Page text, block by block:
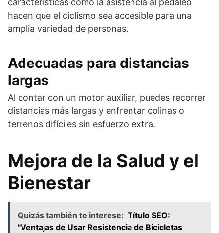
características como la asistencia al pedaleo
hacen que el ciclismo sea accesible para una
amplia variedad de personas.
Adecuadas para distancias
largas
Al contar con un motor auxiliar, puedes recorrer
distancias más largas y enfrentar colinas o
terrenos difíciles sin esfuerzo extra.
Mejora de la Salud y el
Bienestar
Quizás también te interese: Título SEO:
"Ventajas de Usar Resistencia de Bicicletas